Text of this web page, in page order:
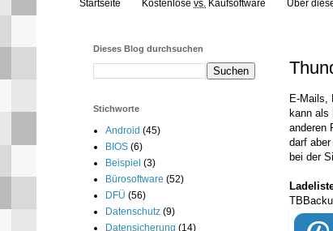
Startseite Kostenlose vs. Kaufsoftware Über
E-Mails,
kann als
anderen
darf
bei der
Dieses Blog durchsuchen
Stichworte
Android (45)
BIOS (6)
Beispiel (3)
Bürosoftware (52)
DFÜ (56)
Datenschutz (9)
Datensicherung (14)